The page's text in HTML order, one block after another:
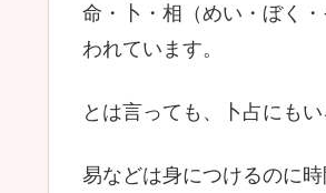
命・卜・相（めい・ぼく
われています。
とは言っても、卜占にもい
易などは身につけるのに